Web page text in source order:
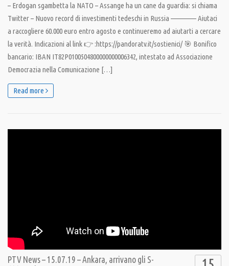
– Erdogan sgambetta la NATO – Assange ha un cane da guardia: si chiama
Twitter – Nuovo record di investimenti tedeschi in Russia ————– Aiutaci
a raccogliere 60.000 euro entro agosto e continueremo ad aiutarti a cercare
la verità. Indicazioni al link 👉 :https://pandoratv.it/sostienici/ 🎯 Bonifico
bancario: IBAN IT82P0100504800000000006342, intestato ad Associazione
Democrazia nella Comunicazione […]
Read more
PTV News – 15.07.19 – Ankara, arrivano gli S-